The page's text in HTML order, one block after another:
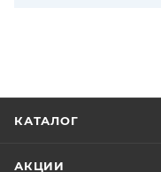
КАТАЛОГ
АКЦИИ